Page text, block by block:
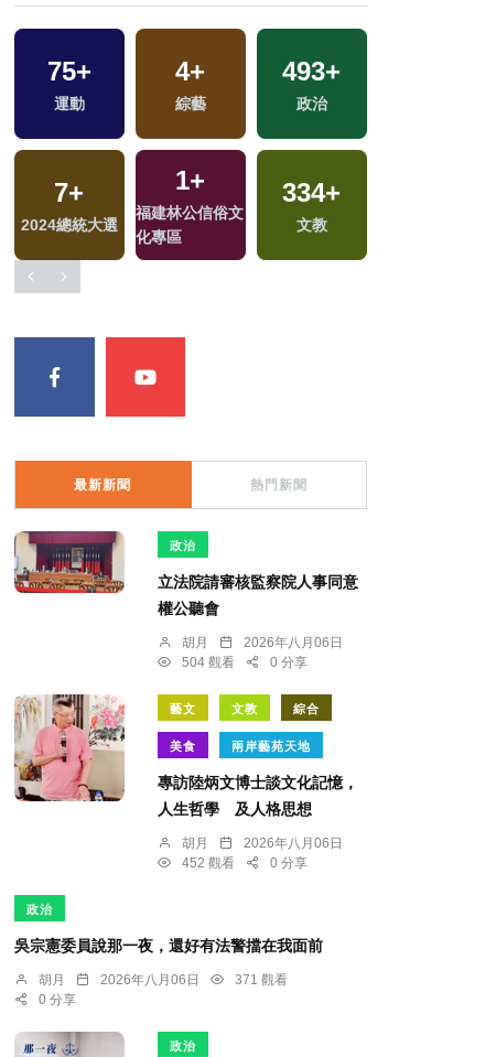
75+
運動
4+
綜藝
493+
政治
7+
2024總統大選
1+
福建林公信俗文
化專區
334+
文教
最新新聞 熱門新聞
政治
立法院請審核監察院人事同意
權公聽會
胡月
2026年八月06日
504 觀看
0 分享
藝文 文教 綜合
美食 兩岸藝苑天地
專訪陸炳文博士談文化記憶，
人生哲學 及人格思想
胡月
2026年八月06日
452 觀看
0 分享
政治
吳宗憲委員說那一夜，還好有法警擋在我面前
胡月 2026年八月06日
371 觀看
0 分享
政治